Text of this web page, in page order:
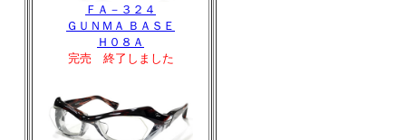
ＦＡ－３２４
ＧＵＮＭＡ ＢＡＳＥ
Ｈ０８Ａ
完売 終了しました